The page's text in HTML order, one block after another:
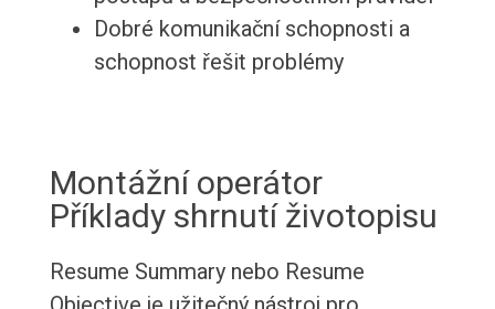
Dobré komunikační schopnosti a
schopnost řešit problémy
Montážní operátor
Příklady shrnutí životopisu
Resume Summary nebo Resume